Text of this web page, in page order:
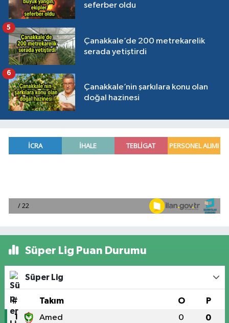
seferber oldu
Çanakkale’de 200 metrekarelik
serada yetiştirdi
5
Çanakkale’nin şarkılara konu olan
doğal hazinesi
6
Süper Lig Puan Durumu
Süper Lig
# Takım O P
1 Amed 0 0